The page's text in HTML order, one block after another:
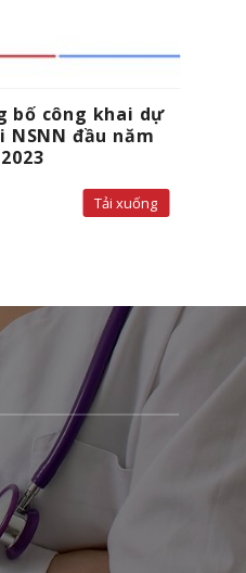
bố công khai dự
đầu năm
2023
Tải xuống